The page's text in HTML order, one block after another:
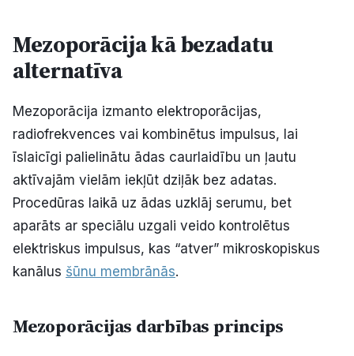
Mezoporācija kā bezadatu
alternatīva
Mezoporācija izmanto elektroporācijas,
radiofrekvences vai kombinētus impulsus, lai
īslaicīgi palielinātu ādas caurlaidību un ļautu
aktīvajām vielām iekļūt dziļāk bez adatas.
Procedūras laikā uz ādas uzklāj serumu, bet
aparāts ar speciālu uzgali veido kontrolētus
elektriskus impulsus, kas “atver” mikroskopiskus
kanālus šūnu membrānās.
Mezoporācijas darbības princips